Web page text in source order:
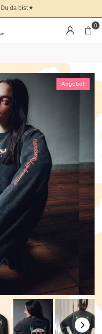
da bist ♥️
0
Angebot